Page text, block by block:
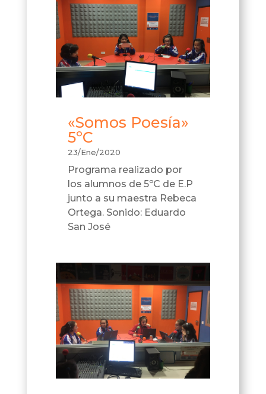
«Somos Poesía»
5ºC
23/Ene/2020
Programa realizado por
los alumnos de 5ºC de E.P
junto a su maestra Rebeca
Ortega. Sonido: Eduardo
San José